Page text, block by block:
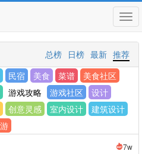
推荐
最新
日榜
总榜
民宿 美食 菜谱
美食社区
游戏攻略 游戏社区
设计
创意灵感 室内设计
建筑设计
7w